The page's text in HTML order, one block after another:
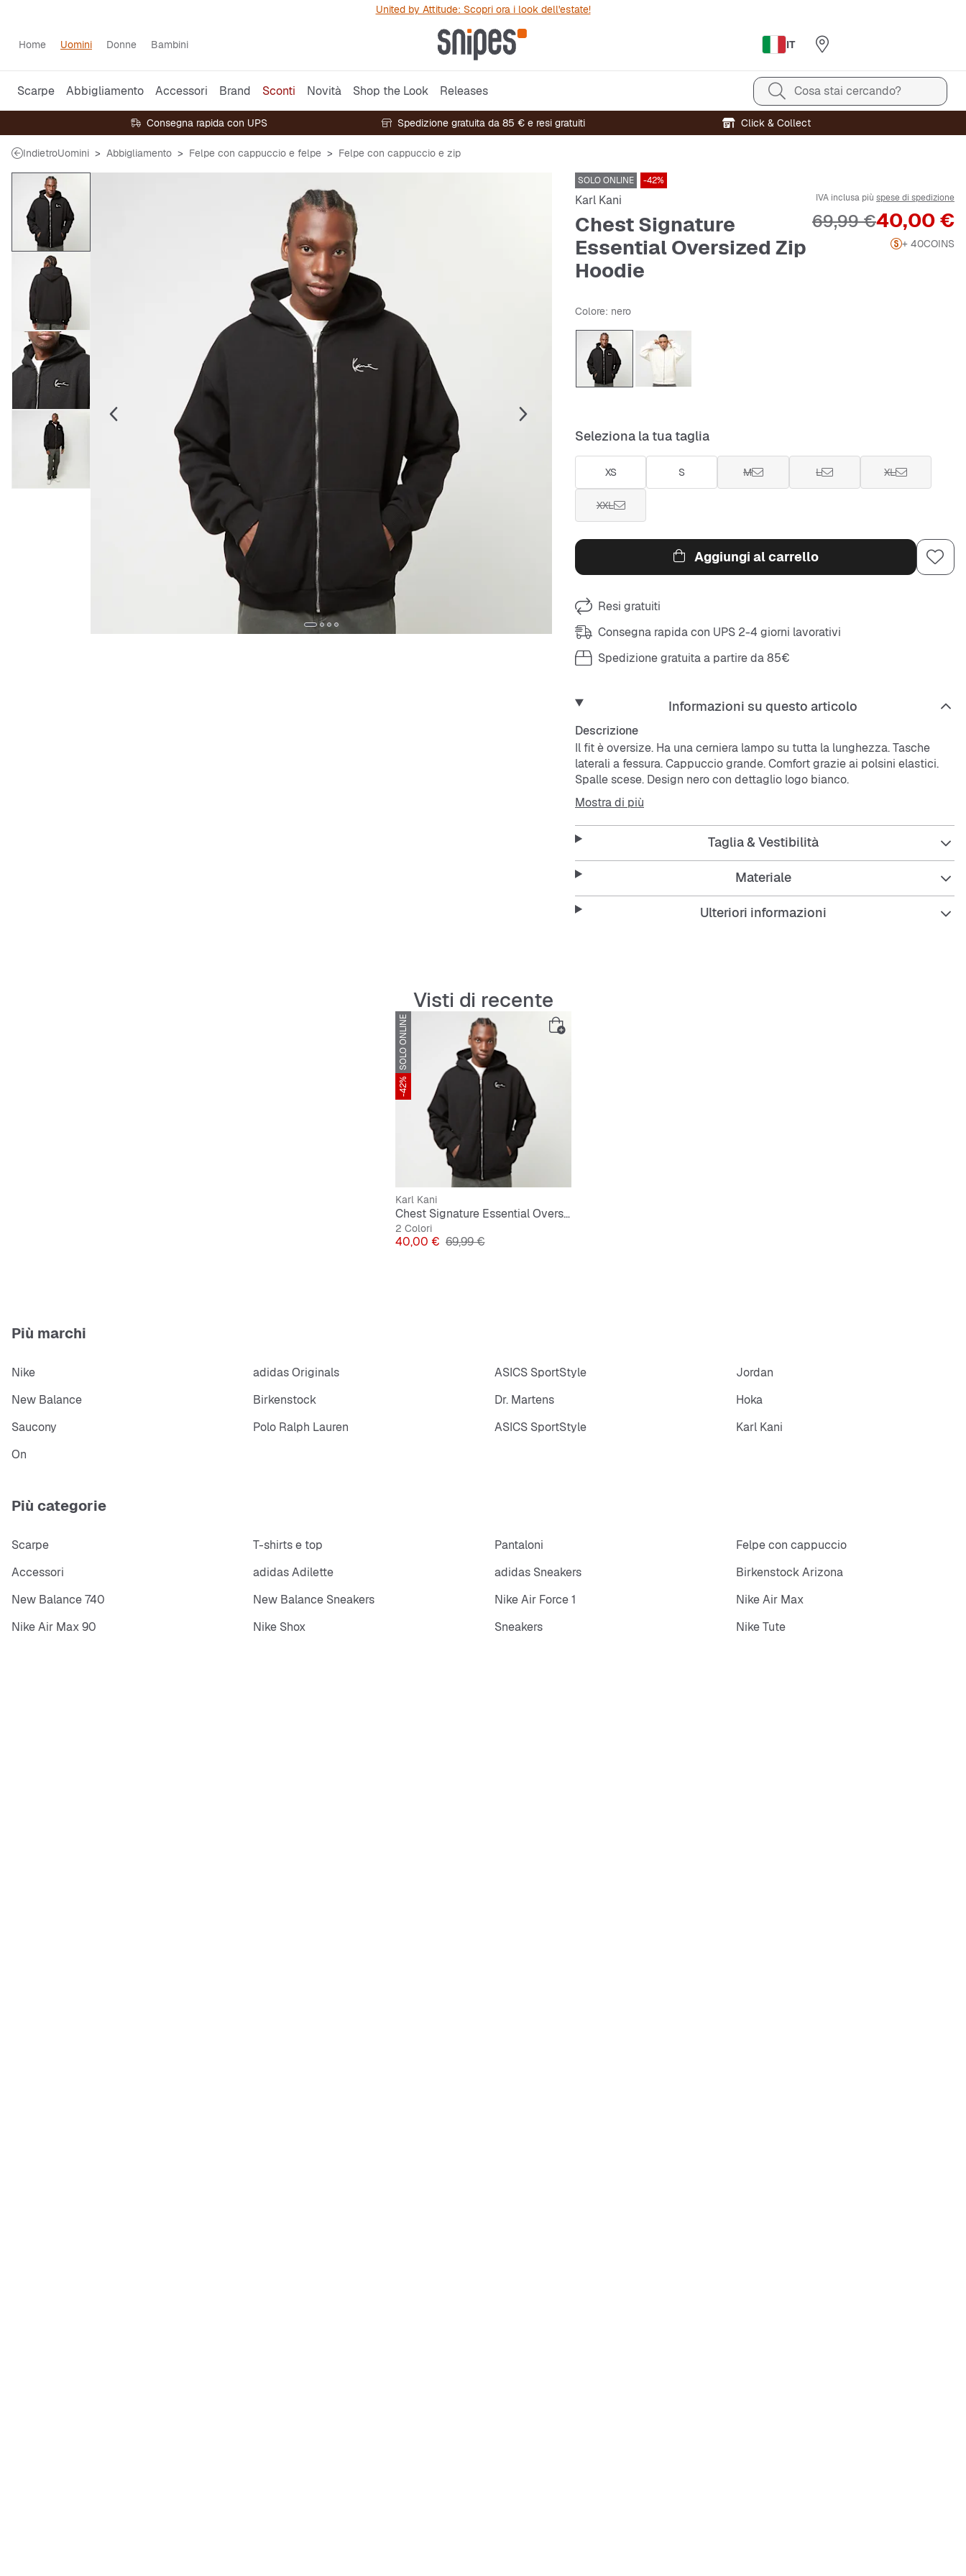
United by Attitude: Scopri ora i look dell'estate!
Home Uomini Donne Bambini IT
Scarpe Abbigliamento Accessori Brand Sconti Novità Shop the Look Releases Cosa stai cercando?
Consegna rapida con UPS Spedizione gratuita da 85 € e resi gratuiti Click & Collect
IndietroUomini Abbigliamento Felpe con cappuccio e felpe Felpe con cappuccio e zip
SOLO ONLINE -42%
Karl Kani
Chest Signature
Essential Oversized Zip
Hoodie
IVA inclusa più spese di spedizione
Prezzo
40,00 €
Prezzo originale
69,99 €
+ 40COINS
Colore: nero
Seleziona la tua taglia
XS S M L XL
XXL
Aggiungi al carrello
Resi gratuiti
Consegna rapida con UPS 2-4 giorni lavorativi
Spedizione gratuita a partire da 85€
Informazioni su questo articolo
Descrizione
Il fit è oversize. Ha una cerniera lampo su tutta la lunghezza. Tasche
laterali a fessura. Cappuccio grande. Comfort grazie ai polsini elastici.
Spalle scese. Design nero con dettaglio logo bianco.
Materiale:65% cotone, 35% poliestere
Nota sulle taglie:Junior è alto 1,89 m, ha una corporatura sportiva e
indossa la taglia Large.
Mostra di più
Taglia & Vestibilità
Materiale
Ulteriori informazioni
Visti di recente
SOLO ONLINE
-42%
Karl Kani
Chest Signature Essential Oversized Zip Hoodie
2 Colori
Prezzo
40,00 € Prezzo originale
69,99 €
Più marchi
Nike adidas Originals ASICS SportStyle
Jordan
New Balance
Birkenstock Dr. Martens
Hoka
Saucony
Polo Ralph Lauren ASICS SportStyle
Karl Kani
On
Più categorie
Scarpe T-shirts e top Pantaloni
Felpe con cappuccio
Accessori
adidas Adilette adidas Sneakers
Birkenstock Arizona
New Balance 740
New Balance Sneakers Nike Air Force 1
Nike Air Max
Nike Air Max 90
Nike Shox Sneakers Nike Tute